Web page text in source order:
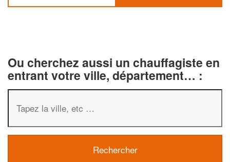
Ou cherchez aussi un chauffagiste en
entrant votre ville, département… :